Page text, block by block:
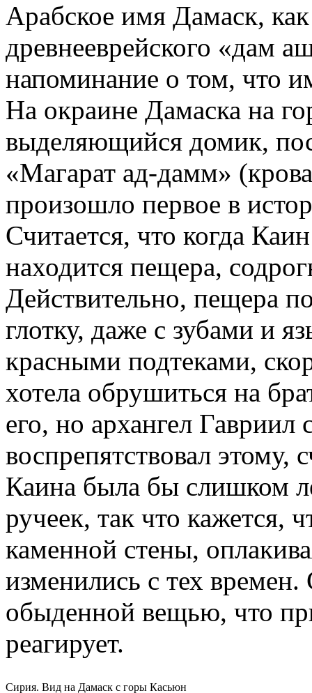
Арабское имя Дамаск,
древнееврейского «дам
напоминание о том, что
На окраине Дамаска на
выделяющийся домик,
«Магарат ад-дамм»
произошло первое в
Считается, что когда
находится пещера,
Действительно, пещера
глотку, даже с зубами и
красными подтеками,
хотела обрушиться на
его, но архангел Гавриил
воспрепятствовал этому,
Каина была бы слишком
ручеек, так что кажется,
каменной стены,
изменились с тех времен.
обыденной вещью, что
реагирует.
Сирия. Вид на Дамаск с горы Касьюн